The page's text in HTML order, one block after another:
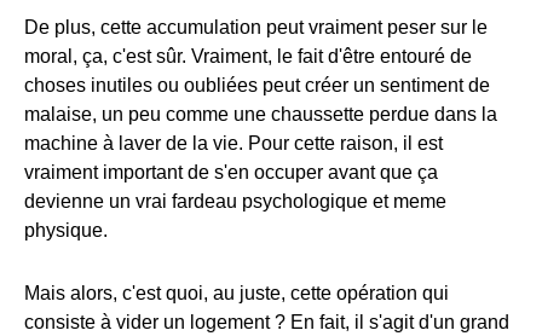
De plus, cette accumulation peut vraiment peser sur le
moral, ça, c'est sûr. Vraiment, le fait d'être entouré de
choses inutiles ou oubliées peut créer un sentiment de
malaise, un peu comme une chaussette perdue dans la
machine à laver de la vie. Pour cette raison, il est
vraiment important de s'en occuper avant que ça
devienne un vrai fardeau psychologique et meme
physique.
Mais alors, c'est quoi, au juste, cette opération qui
consiste à vider un logement ? En fait, il s'agit d'un grand